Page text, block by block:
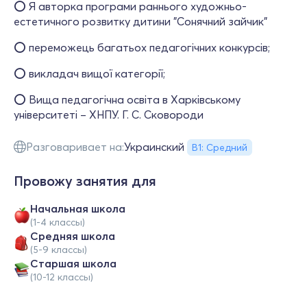
⭕️ Я авторка програми раннього художньо-
естетичного розвитку дитини "Сонячний зайчик"
⭕️ переможець багатьох педагогічних конкурсів;
⭕️ викладач вищої категорії;
⭕️ Вища педагогічна освіта в Харківському
університеті – ХНПУ. Г. С. Сковороди
Разговаривает на:Украинский В1: Средний
Провожу занятия для
Начальная школа
(1-4 классы)
Средняя школа
(5-9 классы)
Cтаршая школа
(10-12 классы)